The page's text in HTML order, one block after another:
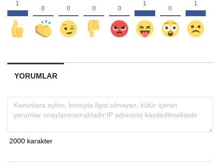
YORUMLAR